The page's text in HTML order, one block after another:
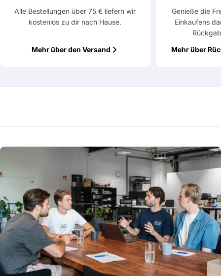
Alle Bestellungen über 75 € liefern wir
kostenlos zu dir nach Hause.
Mehr über den Versand
Genieße die
Einkaufens
Mehr über